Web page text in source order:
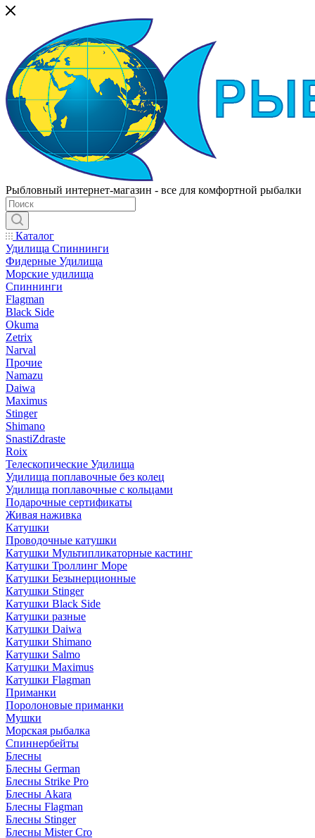
Рыбловный интернет-магазин - все для комфортной рыбалки
Каталог
Удилища Спиннинги
Фидерные Удилища
Морские удилища
Спиннинги
Flagman
Black Side
Okuma
Zetrix
Narval
Прочие
Namazu
Daiwa
Maximus
Stinger
Shimano
SnastiZdraste
Roix
Телескопические Удилища
Удилища поплавочные без колец
Удилища поплавочные с кольцами
Подарочные сертификаты
Живая наживка
Катушки
Проводочные катушки
Катушки Мультипликаторные кастинг
Катушки Троллинг Море
Катушки Безынерционные
Катушки Stinger
Катушки Black Side
Катушки разные
Катушки Daiwa
Катушки Shimano
Катушки Salmo
Катушки Maximus
Катушки Flagman
Приманки
Поролоновые приманки
Мушки
Морская рыбалка
Спиннербейты
Блесны
Блесны German
Блесны Strike Pro
Блесны Akara
Блесны Flagman
Блесны Stinger
Блесны Mister Cro